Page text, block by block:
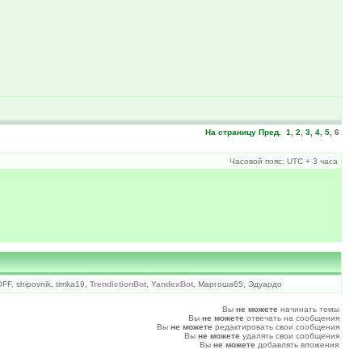
На страницу Пред. 1 2 3 4 5 6
Часовой пояс: UTC + 3 часа
shipovnik, timka19, TrendictionBot YandexBot , Маргоша65, Эдуардо
Вы не можете начинать темы
Вы не можете отвечать на сообщения
Вы не можете редактировать свои сообщения
Вы не можете удалять свои сообщения
Вы не можете добавлять вложения